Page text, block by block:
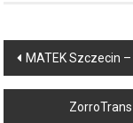
Post
navigation
MATEK Szczecin